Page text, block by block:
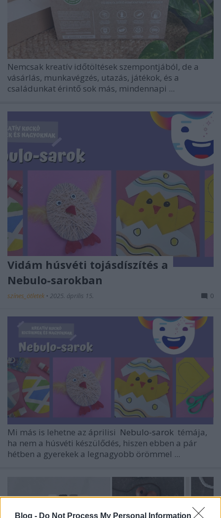
Blog - Do Not Process My Personal Information
Nemcsak kreatív időtöltések szempontjából, de a
vásárlás, munkavégzés, utazás, játékok, és a
családunkat érintő sok más, mindennapi ...
Vidám húsvéti tojásdíszítés a
Nebulo-sarokban
színes_ötletek • 2025. április 15. 0
Mi más is lehetne az áprilisi Nebulo-sarok témája,
ha nem a húsvéti készülődés, hiszen ebben a pár
hétben a gyerekek a legnagyobb örömmel ...